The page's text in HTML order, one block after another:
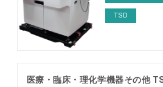
TSD
医療・臨床・理化学機器その他